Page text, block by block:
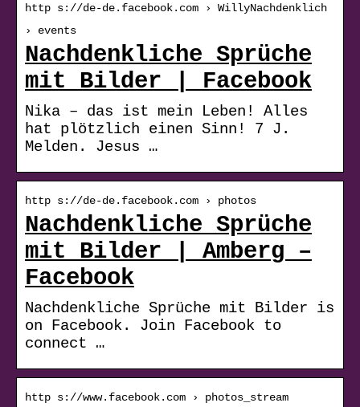
http s://de-de.facebook.com › WillyNachdenklich
› events
Nachdenkliche Sprüche
mit Bilder | Facebook
Nika – das ist mein Leben! Alles
hat plötzlich einen Sinn! 7 J.
Melden. Jesus …
http s://de-de.facebook.com › photos
Nachdenkliche Sprüche
mit Bilder | Amberg –
Facebook
Nachdenkliche Sprüche mit Bilder is
on Facebook. Join Facebook to
connect …
http s://www.facebook.com › photos_stream